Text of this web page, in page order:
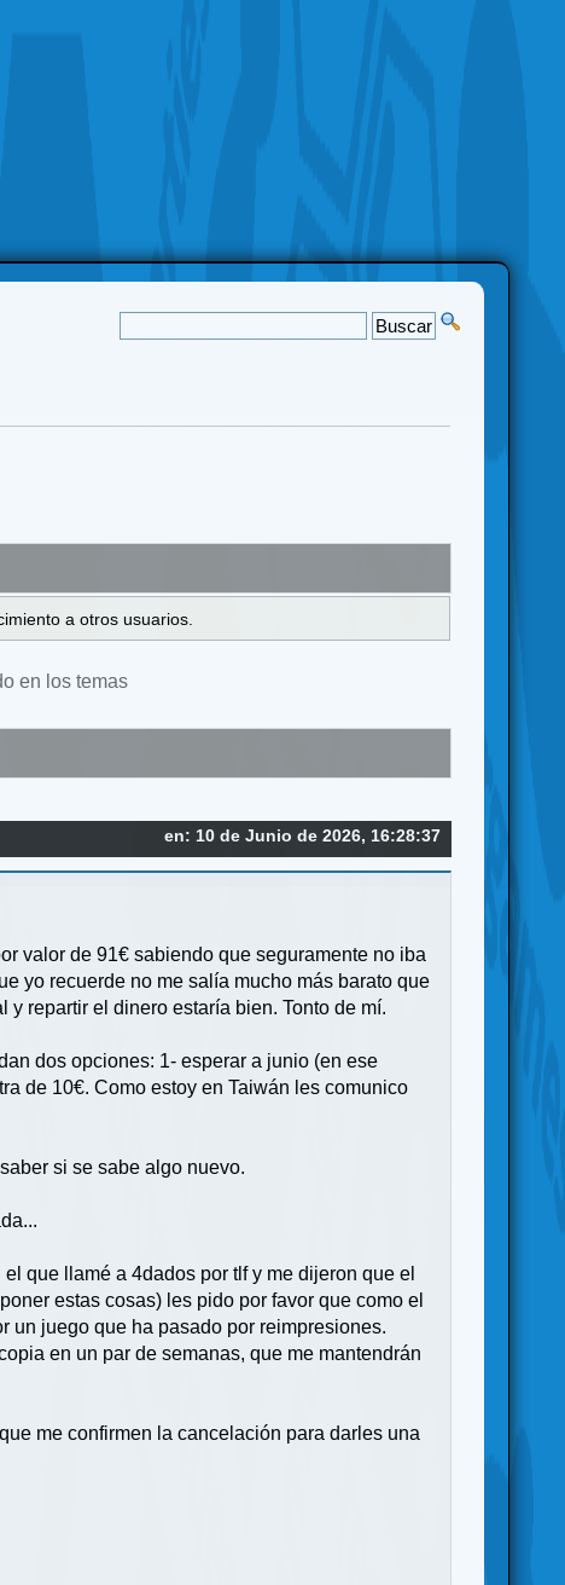
a otros usuarios.
en los temas
en: 10 de Junio de 2026, 16:28:37
valor de 91€ sabiendo que seguramente no iba
yo recuerde no me salía mucho más barato que
repartir el dinero estaría bien. Tonto de mí.
dos opciones: 1- esperar a junio (en ese
de 10€. Como estoy en Taiwán les comunico
si se sabe algo nuevo.
que llamé a 4dados por tlf y me dijeron que el
estas cosas) les pido por favor que como el
un juego que ha pasado por reimpresiones.
en un par de semanas, que me mantendrán
me confirmen la cancelación para darles una